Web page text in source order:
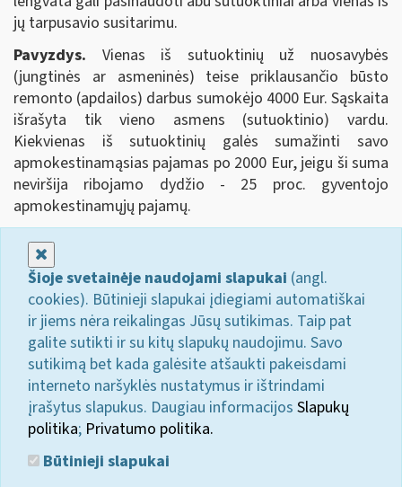
jų tarpusavio susitarimu.
Pavyzdys. Vienas iš sutuoktinių už nuosavybės
(jungtinės ar asmeninės) teise priklausančio būsto
remonto (apdailos) darbus sumokėjo 4000 Eur. Sąskaita
išrašyta tik vieno asmens (sutuoktinio) vardu.
Kiekvienas iš sutuoktinių galės sumažinti savo
apmokestinamąsias pajamas po 2000 Eur, jeigu ši suma
neviršija ribojamo dydžio - 25 proc. gyventojo
apmokestinamųjų pajamų.
Šioje svetainėje naudojami slapukai (angl.
cookies). Būtinieji slapukai įdiegiami automatiškai
ir jiems nėra reikalingas Jūsų sutikimas. Taip pat
galite sutikti ir su kitų slapukų naudojimu. Savo
sutikimą bet kada galėsite atšaukti pakeisdami
interneto naršyklės nustatymus ir ištrindami
įrašytus slapukus. Daugiau informacijos Slapukų
politika; Privatumo politika.
Būtinieji slapukai